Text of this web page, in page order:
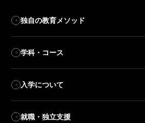
独自の教育メソッド
学科・コース
入学について
就職・独立支援